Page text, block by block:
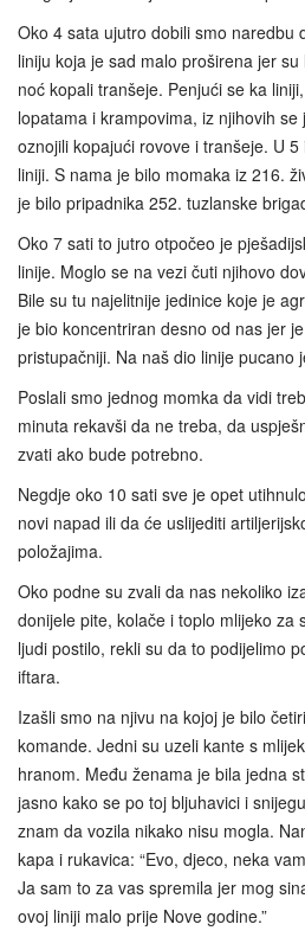
Oko 4 sata ujutro dobili smo naredbu
liniju koja je sad malo proširena jer
noć kopali tranšeje. Penjući se ka
lopatama i krampovima, iz njihovih
oznojili kopajući rovove i tranšeje. U
liniji. S nama je bilo momaka iz 216.
je bilo pripadnika 252. tuzlanske
Oko 7 sati to jutro otpočeo je
linije. Moglo se na vezi čuti njihovo
Bile su tu najelitnije jedinice koje je
je bio koncentriran desno od nas jer
pristupačniji. Na naš dio linije pucano
Poslali smo jednog momka da vidi
minuta rekavši da ne treba, da
zvati ako bude potrebno.
Negdje oko 10 sati sve je opet
novi napad ili da će uslijediti
položajima.
Oko podne su zvali da nas nekoliko
donijele pite, kolače i toplo mlijeko za
ljudi postilo, rekli su da to podijelimo
iftara.
Izašli smo na njivu na kojoj je bilo
komande. Jedni su uzeli kante s
hranom. Među ženama je bila jedna
jasno kako se po toj bljuhavici i
znam da vozila nikako nisu mogla.
kapa i rukavica: “Evo, djeco, neka
Ja sam to za vas spremila jer mog
ovoj liniji malo prije Nove godine.”